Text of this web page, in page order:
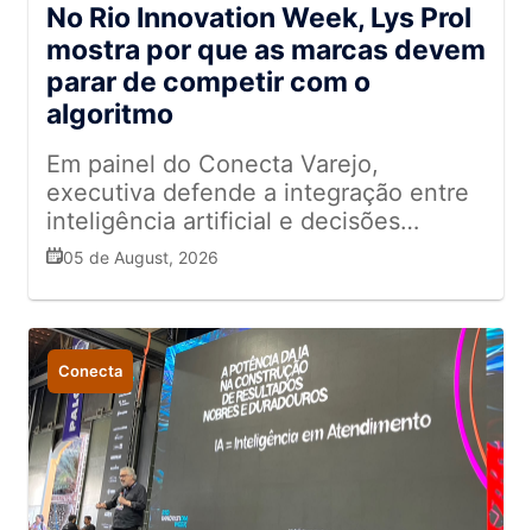
No Rio Innovation Week, Lys Prol
mostra por que as marcas devem
parar de competir com o
algoritmo
Em painel do Conecta Varejo,
executiva defende a integração entre
inteligência artificial e decisões
humanas para aumentar vendas,
impulsionar resultados
05 de August, 2026
Conecta